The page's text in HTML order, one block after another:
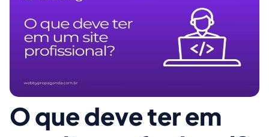
O que deve ter em